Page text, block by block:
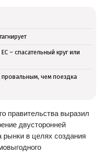
– спасательный круг или
провальным, чем поездка
правительства выразил
двусторонней
рынки в целях создания